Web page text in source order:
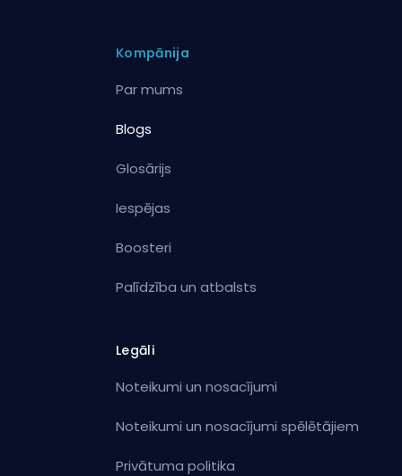
Kompānija
Par mums
Blogs
Glosārijs
Iespējas
Boosteri
Palīdzība un atbalsts
Legāli
Noteikumi un nosacījumi
Noteikumi un nosacījumi spēlētājiem
Privātuma politika